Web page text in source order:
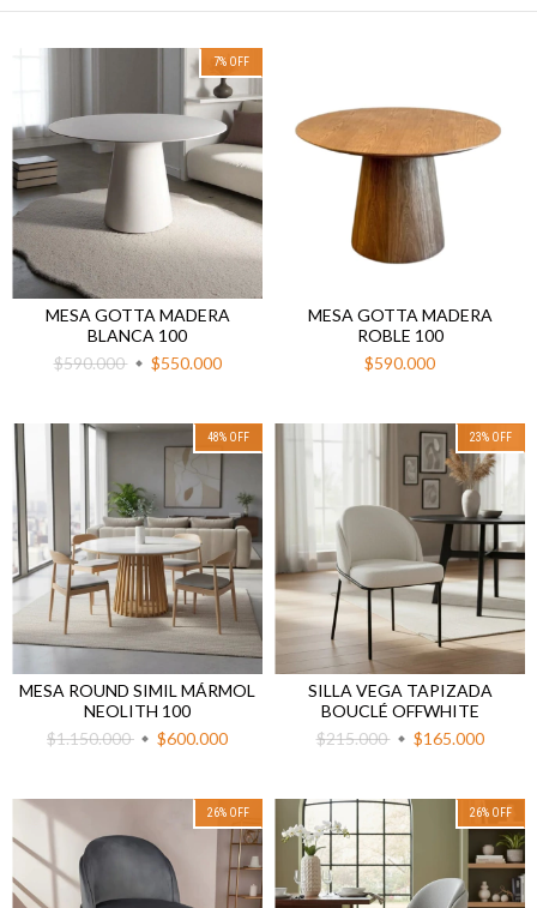
7% OFF
MESA GOTTA MADERA
BLANCA 100
$590.000
$550.000
MESA GOTTA MADERA
ROBLE 100
$590.000
48% OFF
MESA ROUND SIMIL MÁRMOL
NEOLITH 100
$1.150.000
$600.000
23% OFF
SILLA VEGA TAPIZADA
BOUCLÉ OFFWHITE
$215.000
$165.000
26% OFF 26% OFF